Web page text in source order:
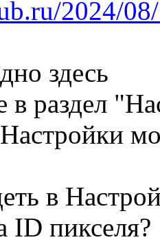
2024/
здесь
в раздел
в
ID пикселя?